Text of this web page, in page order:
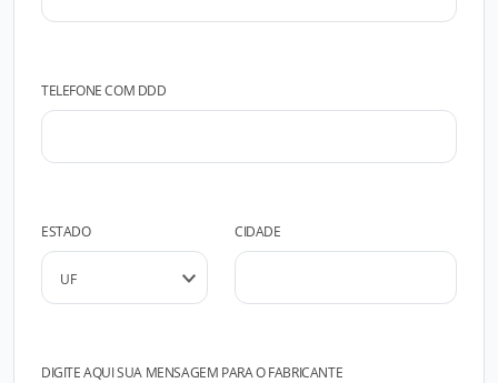
TELEFONE COM DDD
ESTADO CIDADE
DIGITE AQUI SUA MENSAGEM PARA O FABRICANTE